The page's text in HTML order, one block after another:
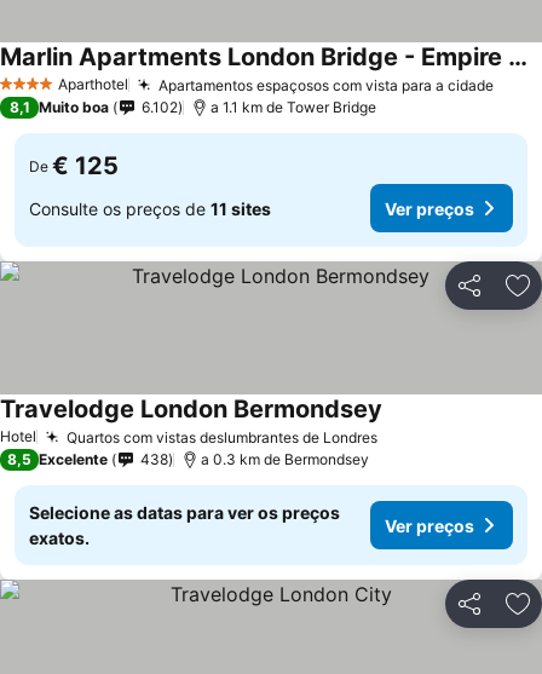
4 EstrelasAparthotel Apartamentos espaçosos com vista para a cidade
Marlin Apartments London Bridge - Empire Square
8,1 Muito boa 6.102 a 1.1 km de Tower Bridge
De € 125
Consulte os preços de 11 sites Ver preços
Partilhar
Hotel Quartos com vistas deslumbrantes de Londres
Travelodge London Bermondsey
8,5 Excelente 438 a 0.3 km de Bermondsey
Selecione as datas para ver os preços
exatos.
Ver preços
Partilhar